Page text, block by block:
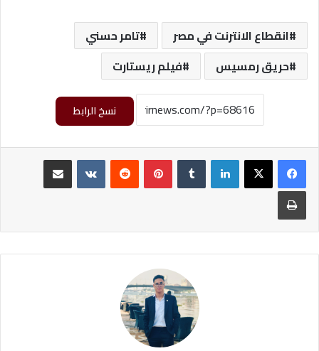
انقطاع الانترنت في مصر
تامر حسني
حريق رمسيس
فيلم ريستارت
نسخ الرابط
لينكدإن بينتيريست
طباعة